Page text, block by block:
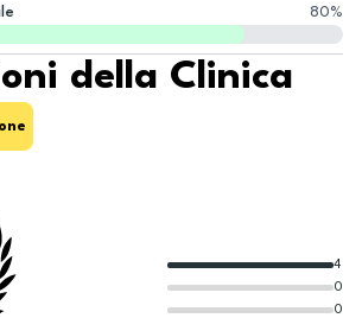
80%
della Clinica
0
0
4